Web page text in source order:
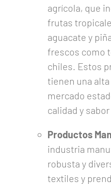
agrícola, que
frutas
aguacate y
frescos como
chiles. Estos
tienen una
mercado
calidad y
Productos
industria
robusta y
textiles y